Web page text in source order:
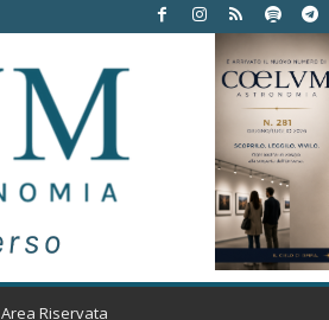
Area Riservata